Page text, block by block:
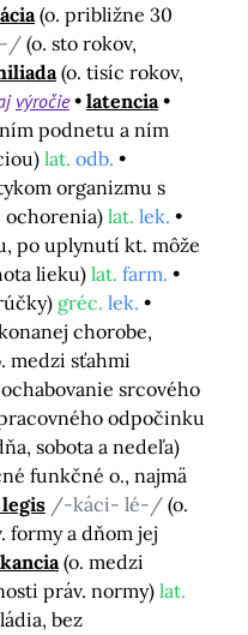
(o. približne 30
(o. sto rokov,
(o. tisíc rokov,
výročie
latencia
podnetu a ním
lat. odb.
organizmu s
ochorenia) lat. lek.
po uplynutí kt. môže
lieku) lat. farm.
gréc. lek.
chorobe,
medzi sťahmi
srcového
odpočinku
sobota a nedeľa)
funkčné o., najmä
/-káci- lé-/ (o.
formy a dňom jej
(o. medzi
práv. normy) lat.
bez